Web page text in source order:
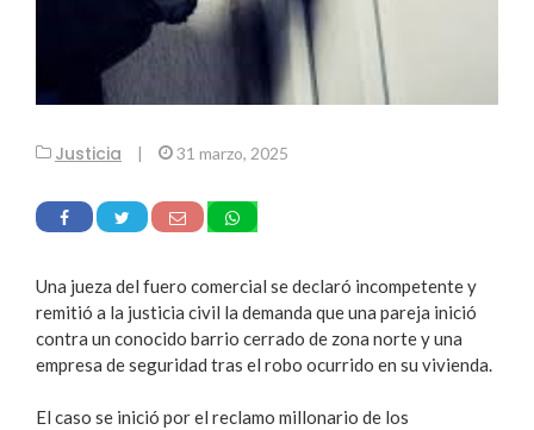
Justicia | 31 marzo, 2025
Una jueza del fuero comercial se declaró incompetente y
remitió a la justicia civil la demanda que una pareja inició
contra un conocido barrio cerrado de zona norte y una
empresa de seguridad tras el robo ocurrido en su vivienda.
El caso se inició por el reclamo millonario de los